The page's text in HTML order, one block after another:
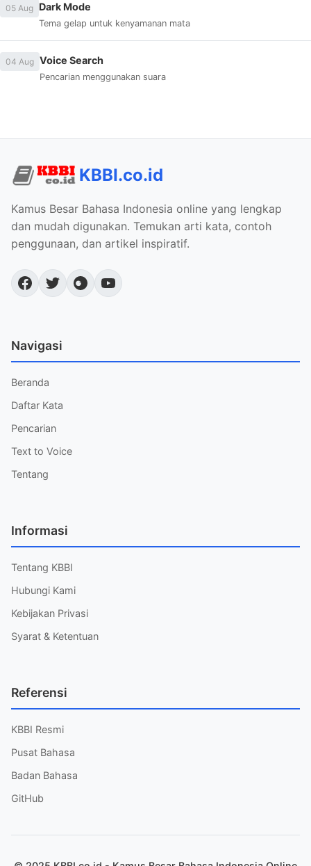
05 Aug Dark Mode
Tema gelap untuk kenyamanan mata
04 Aug Voice Search
Pencarian menggunakan suara
KBBI.co.id
Kamus Besar Bahasa Indonesia online yang lengkap
dan mudah digunakan. Temukan arti kata, contoh
penggunaan, dan artikel inspiratif.
Navigasi
Beranda
Daftar Kata
Pencarian
Text to Voice
Tentang
Informasi
Tentang KBBI
Hubungi Kami
Kebijakan Privasi
Syarat & Ketentuan
Referensi
KBBI Resmi
Pusat Bahasa
Badan Bahasa
GitHub